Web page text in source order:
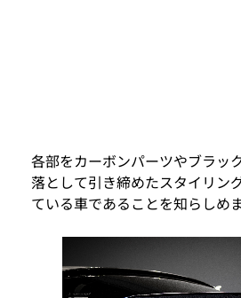
各部をカーボンパーツやブラッ
落として引き締めたスタイリン
ている車であることを知らしめ